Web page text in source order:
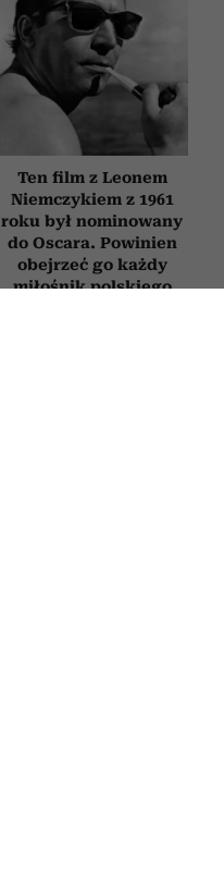
Ten film z Leonem
Niemczykiem z 1961
roku był nominowany
do Oscara. Powinien
obejrzeć go każdy
miłośnik polskiego